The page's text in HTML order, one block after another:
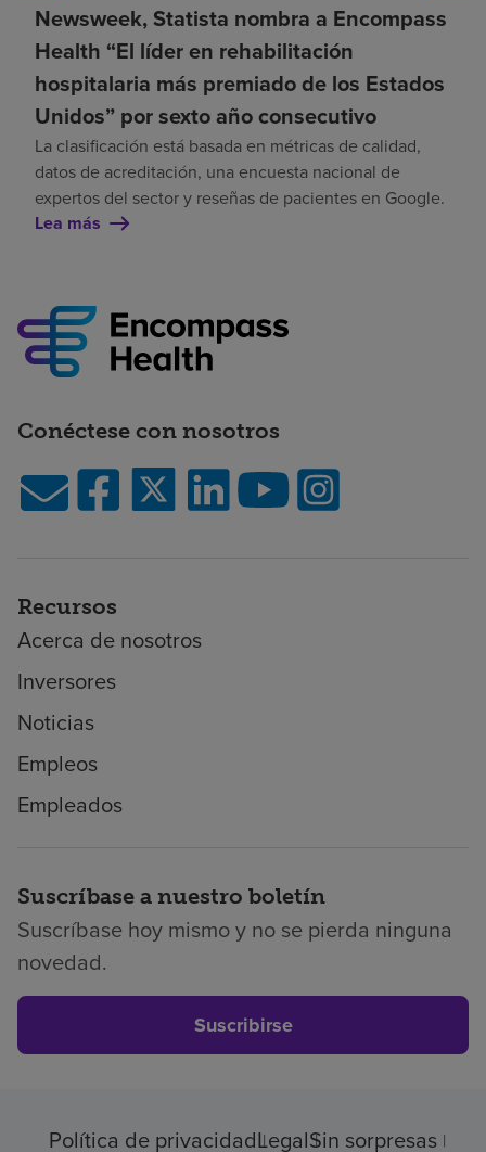
Newsweek, Statista nombra a Encompass
Health “El líder en rehabilitación
hospitalaria más premiado de los Estados
Unidos” por sexto año consecutivo
La clasificación está basada en métricas de calidad,
datos de acreditación, una encuesta nacional de
expertos del sector y reseñas de pacientes en Google.
Lea más
Conéctese con nosotros
Recursos
Acerca de nosotros
Inversores
Noticias
Empleos
Empleados
Suscríbase a nuestro boletín
Suscríbase hoy mismo y no se pierda ninguna
novedad.
Suscribirse
Política de privacidadLegalSin sorpresas